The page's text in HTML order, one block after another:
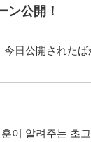
ン公開！
日公開された
이 알려주는 초